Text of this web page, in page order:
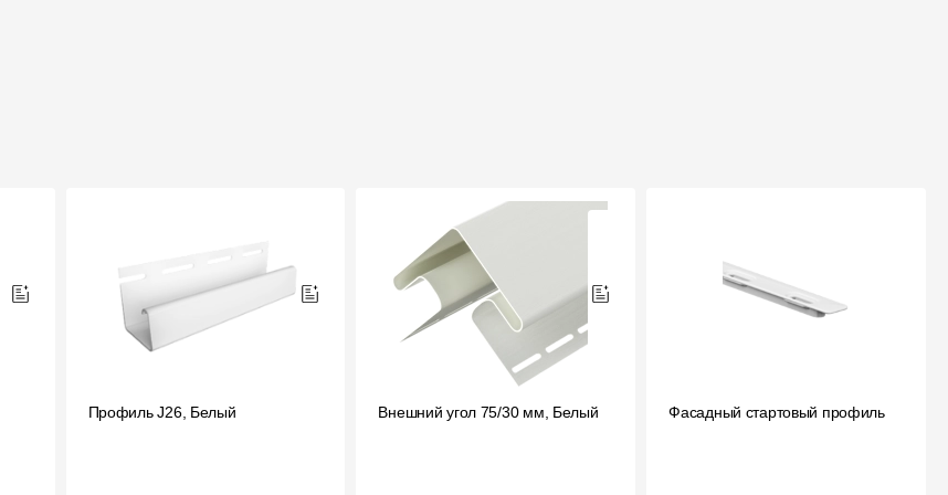
Профиль J26, Белый Внешний угол 75/30 мм, Белый Фасадный стартовый профиль